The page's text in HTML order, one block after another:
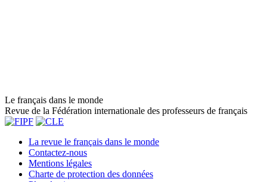
Le français dans le monde
Revue de la Fédération internationale des professeurs de français
La revue le français dans le monde
Contactez-nous
Mentions légales
Charte de protection des données